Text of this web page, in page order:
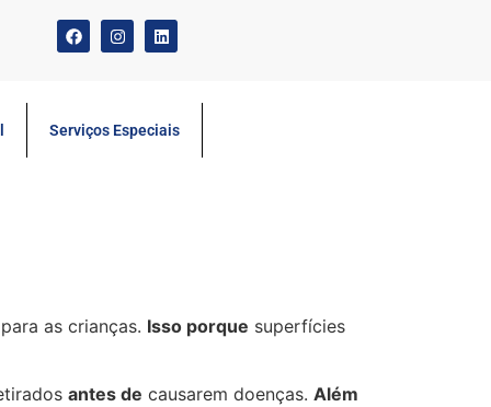
Serviços Especiais
as crianças. Isso porque superfícies
antes de causarem doenças. Além